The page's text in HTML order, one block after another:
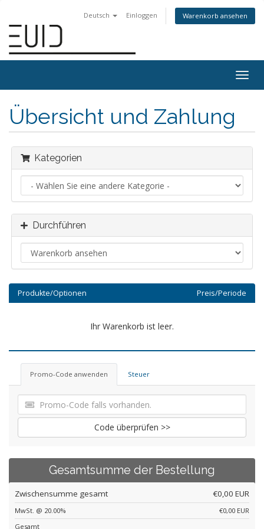
Deutsch Einloggen Warenkorb ansehen
Übersicht und Zahlung
Kategorien
Durchführen
Produkte/Optionen Preis/Periode
Ihr Warenkorb ist leer.
Promo-Code anwenden Steuer
Code überprüfen >>
Gesamtsumme der Bestellung
Zwischensumme gesamt €0,00 EUR
MwSt. @ 20.00%
€0,00 EUR
Gesamt